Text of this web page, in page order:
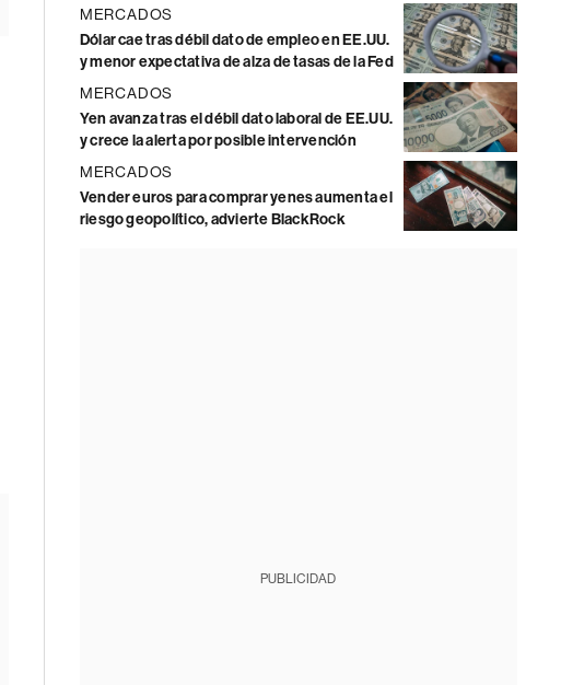
MERCADOS
Dólar cae tras débil dato de empleo en EE.UU.
y menor expectativa de alza de tasas de la Fed
MERCADOS
Yen avanza tras el débil dato laboral de EE.UU.
y crece la alerta por posible intervención
MERCADOS
Vender euros para comprar yenes aumenta el
riesgo geopolítico, advierte BlackRock
PUBLICIDAD